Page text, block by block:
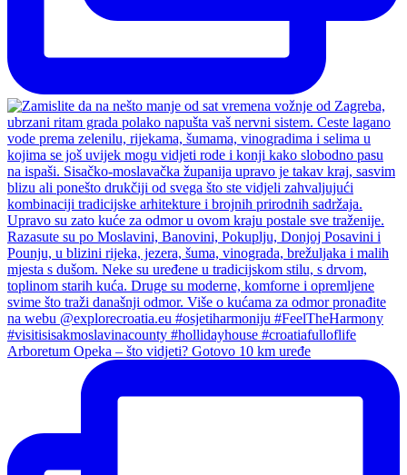
Arboretum Opeka – što vidjeti? Gotovo 10 km uređe